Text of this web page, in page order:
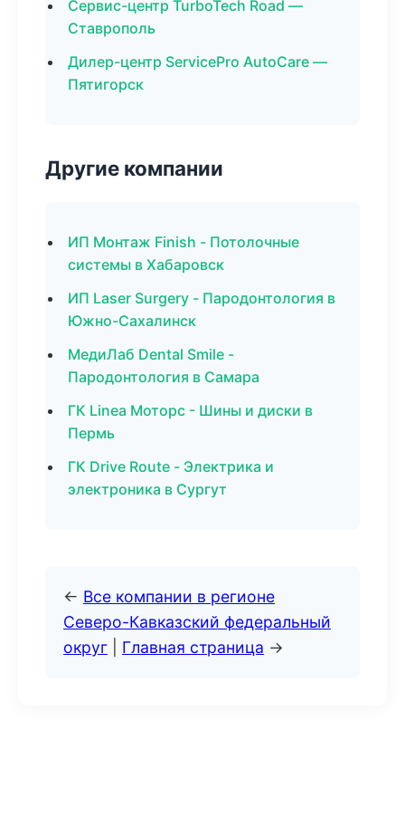
Сервис-центр TurboTech Road —
Ставрополь
Дилер-центр ServicePro AutoCare —
Пятигорск
Другие компании
ИП Монтаж Finish - Потолочные
системы в Хабаровск
ИП Laser Surgery - Пародонтология в
Южно-Сахалинск
МедиЛаб Dental Smile -
Пародонтология в Самара
ГК Linea Моторс - Шины и диски в
Пермь
ГК Drive Route - Электрика и
электроника в Сургут
← Все компании в регионе
Северо-Кавказский федеральный
округ
Главная страница →